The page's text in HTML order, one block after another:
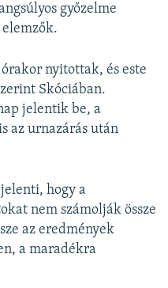
győzelme
nyitottak, és este
Skóciában.
jelentik be, a
az urnazárás után
hogy a
nem számolják össze
az eredmények
a maradékra